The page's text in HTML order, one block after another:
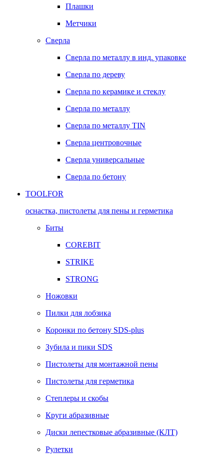
Плашки
Метчики
Сверла
Сверла по металлу в инд. упаковке
Сверла по дереву
Сверла по керамике и стеклу
Сверла по металлу
Сверла по металлу TIN
Сверла центровочные
Сверла универсальные
Сверла по бетону
TOOLFOR
оснастка, пистолеты для пены и герметика
Биты
COREBIT
STRIKE
STRONG
Ножовки
Пилки для лобзика
Коронки по бетону SDS-plus
Зубила и пики SDS
Пистолеты для монтажной пены
Пистолеты для герметика
Степлеры и скобы
Круги абразивные
Диски лепестковые абразивные (КЛТ)
Рулетки